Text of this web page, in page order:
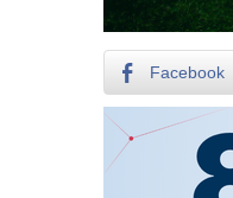
Facebook